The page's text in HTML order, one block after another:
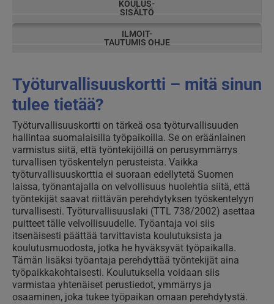
KOULUS-
SISÄLTÖ
ILMOIT-
TAUTUMIS OHJE
Työturvallisuuskortti – mitä sinun
tulee tietää?
Työturvallisuuskortti on tärkeä osa työturvallisuuden
hallintaa suomalaisilla työpaikoilla. Se on eräänlainen
varmistus siitä, että työntekijöillä on perusymmärrys
turvallisen työskentelyn perusteista. Vaikka
työturvallisuuskorttia ei suoraan edellytetä Suomen
laissa, työnantajalla on velvollisuus huolehtia siitä, että
työntekijät saavat riittävän perehdytyksen työskentelyyn
turvallisesti. Työturvallisuuslaki (TTL 738/2002) asettaa
puitteet tälle velvollisuudelle. Työantaja voi siis
itsenäisesti päättää tarvittavista koulutuksista ja
koulutusmuodosta, jotka he hyväksyvät työpaikalla.
Tämän lisäksi työantaja perehdyttää työntekijät aina
työpaikkakohtaisesti. Koulutuksella voidaan siis
varmistaa yhtenäiset perustiedot, ymmärrys ja
osaaminen, joka tukee työpaikan omaan perehdytystä.